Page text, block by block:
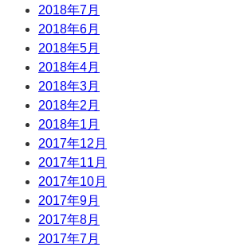
2018年7月
2018年6月
2018年5月
2018年4月
2018年3月
2018年2月
2018年1月
2017年12月
2017年11月
2017年10月
2017年9月
2017年8月
2017年7月